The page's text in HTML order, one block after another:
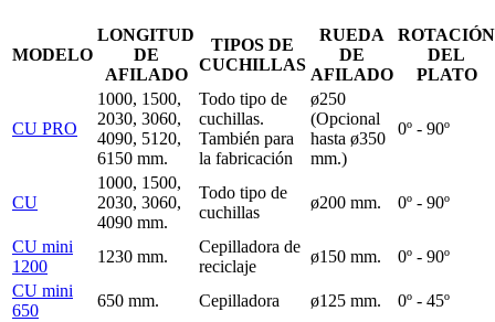
MODELO
LONGITUD
DE
AFILADO
TIPOS DE
CUCHILLAS
RUEDA
DE
AFILADO
ROTACIÓN
DEL
PLATO
CU PRO
1000, 1500,
2030, 3060,
4090, 5120,
6150 mm.
Todo tipo de
cuchillas.
También para
la fabricación
ø250
(Opcional
hasta ø350
mm.)
0º - 90º
CU
1000, 1500,
2030, 3060,
4090 mm.
Todo tipo de
cuchillas
ø200 mm. 0º - 90º
CU mini
1200
1230 mm.
Cepilladora de
reciclaje
ø150 mm.
0º - 90º
CU mini
650
650 mm. Cepilladora ø125 mm.
0º - 45º